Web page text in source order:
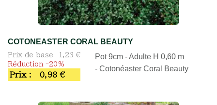
COTONEASTER CORAL BEAUTY
Prix de base
1,23 €
Réduction -20%
Prix : 0,98 €
Pot 9cm - Adulte H 0,60 m
- Cotonéaster Coral Beauty